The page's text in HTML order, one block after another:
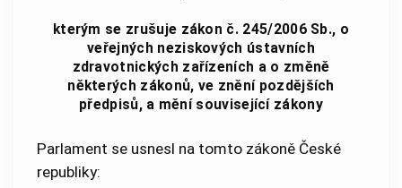
kterým se zrušuje zákon č. 245/2006 Sb., o
veřejných neziskových ústavních
zdravotnických zařízeních a o změně
některých zákonů, ve znění pozdějších
předpisů, a mění související zákony
Parlament se usnesl na tomto zákoně České
republiky: